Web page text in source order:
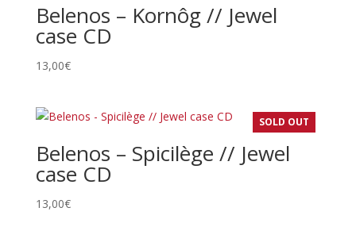
Belenos – Kornôg // Jewel
case CD
13,00€
SOLD OUT
Belenos – Spicilège // Jewel
case CD
13,00€